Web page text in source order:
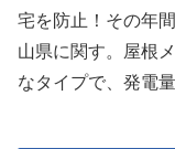
宅を防止！その年
山県に関す。屋根
なタイプで、発電